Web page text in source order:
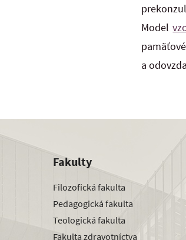
Model
a
Fakulty
Filozofická fakulta
Pedagogická fakulta
Teologická fakulta
Fakulta zdravotníctva